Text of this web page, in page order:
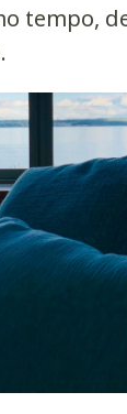
tempo,